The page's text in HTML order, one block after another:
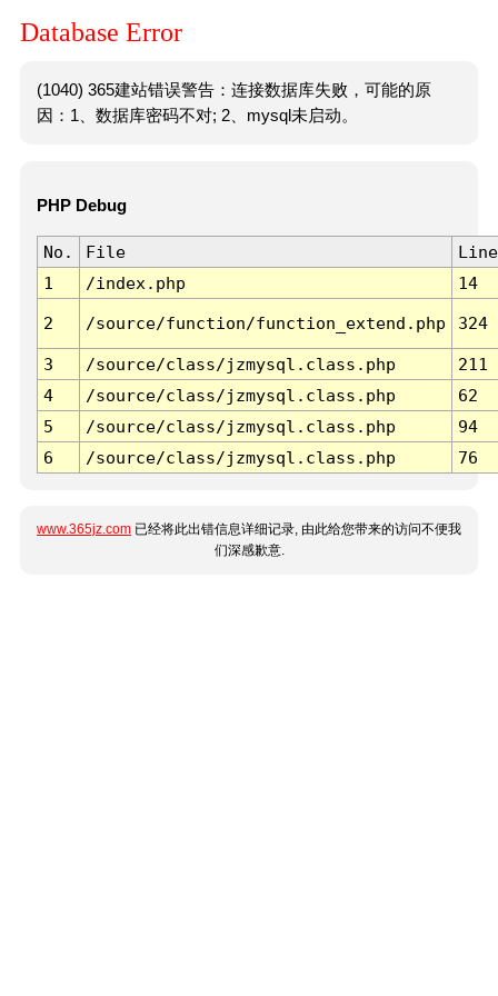
Database Error
(1040) 365建站错误警告：连接数据库失败，可能的原
因：1、数据库密码不对; 2、mysql未启动。
PHP Debug
No. File
Line
1
/index.php 14
2 /source/function/function_extend.php 324
3 /source/class/jzmysql.class.php
211
4
/source/class/jzmysql.class.php
62
5
/source/class/jzmysql.class.php
94
6
/source/class/jzmysql.class.php 76
www.365jz.com 已经将此出错信息详细记录, 由此给您带来的访问不便我
们深感歉意.